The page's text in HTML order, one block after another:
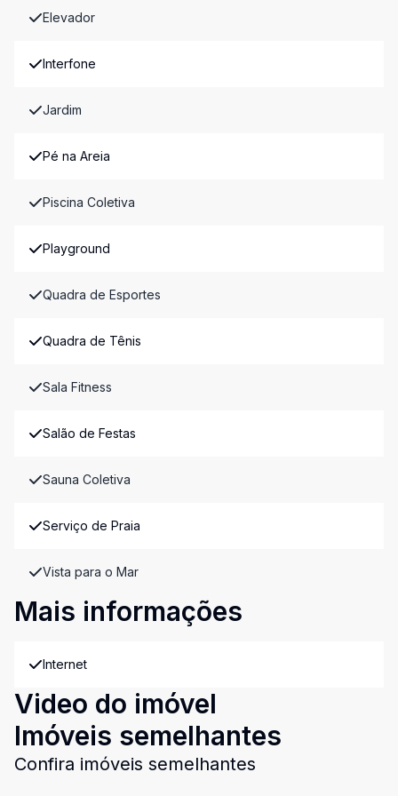
Elevador
Interfone
Jardim
Pé na Areia
Piscina Coletiva
Playground
Quadra de Esportes
Quadra de Tênis
Sala Fitness
Salão de Festas
Sauna Coletiva
Serviço de Praia
Vista para o Mar
Mais informações
Internet
Video do imóvel
Imóveis semelhantes
Confira imóveis semelhantes